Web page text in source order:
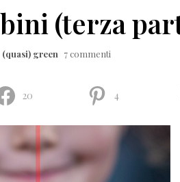
(terza
green 7 commenti
20 4